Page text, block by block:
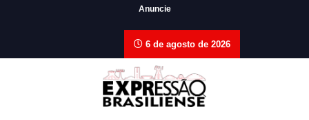
Anuncie
6 de agosto de 2026